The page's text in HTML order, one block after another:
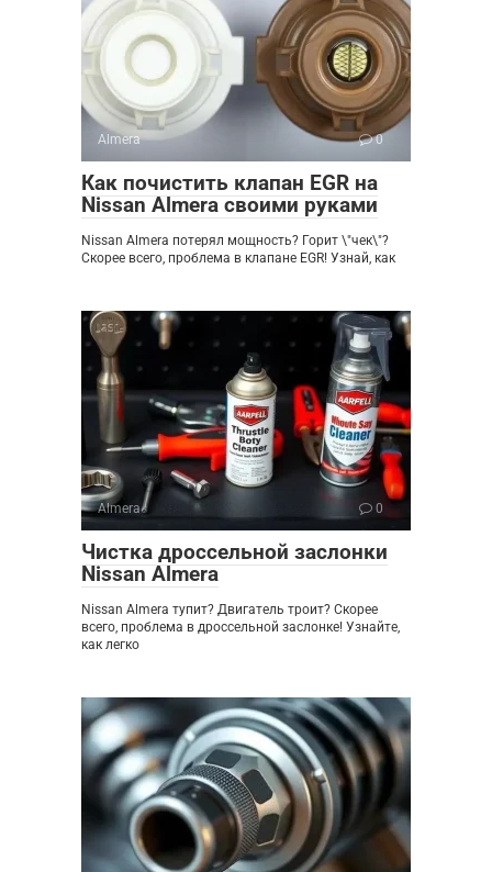
Almera 0
Как почистить клапан EGR на
Nissan Almera своими руками
Nissan Almera потерял мощность? Горит \"чек\"?
Скорее всего, проблема в клапане EGR! Узнай, как
Almera 0
Чистка дроссельной заслонки
Nissan Almera
Nissan Almera тупит? Двигатель троит? Скорее
всего, проблема в дроссельной заслонке! Узнайте,
как легко